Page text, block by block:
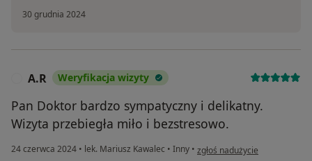
30 grudnia 2024
A.R Weryfikacja wizyty
Pan Doktor bardzo sympatyczny i delikatny.
Wizyta przebiegła miło i bezstresowo.
24 czerwca 2024 • lek. Mariusz Kawalec • Inny • w opinii użytkownika A.R
zgłoś nadużycie